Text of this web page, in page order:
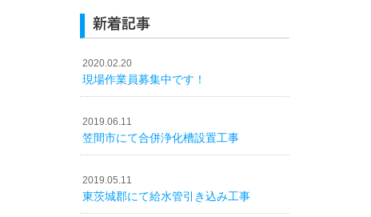
新着記事
2020.02.20
現場作業員募集中です！
2019.06.11
笠間市にて合併浄化槽設置工事
2019.05.11
東茨城郡にて給水管引き込み工事